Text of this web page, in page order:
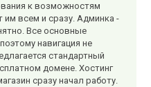
к возможностям
им всем и сразу. Админка -
Все основные
навигация не
стандартный
домене. Хостинг
сразу начал работу.